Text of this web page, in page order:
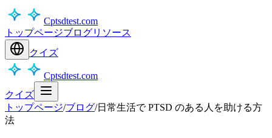
Cptsdtest.com
トップページブログリソース
クイズ
Cptsdtest.com
クイズ
トップページ/ブログ/日常生活で PTSD のある人を助ける方
法